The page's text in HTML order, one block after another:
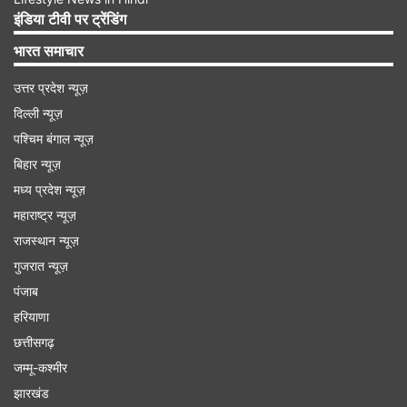
शाम के समय (सूर्यास्त के आसपास) ही फलदायी होती है।
मुहूर्त बीत जाने के बाद की गई पूजा का पूर्ण फल प्राप्त नहीं
होता इसलिए समय का विशेष ध्यान रखें।
इंडिया टीवी पर ट्रेंडिंग
भारत समाचार
उत्तर प्रदेश न्यूज़
दिल्ली न्यूज़
पश्चिम बंगाल न्यूज़
बिहार न्यूज़
मध्य प्रदेश न्यूज़
महाराष्ट्र न्यूज़
राजस्थान न्यूज़
गुजरात न्यूज़
पंजाब
हरियाणा
छत्तीसगढ़
जम्मू-कश्मीर
झारखंड